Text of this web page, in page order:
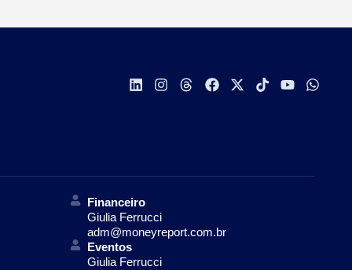
Financeiro
Giulia Ferrucci
adm@moneyreport.com.br
Eventos
Giulia Ferrucci